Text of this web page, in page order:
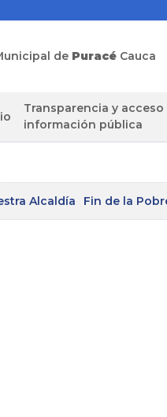
de Puracé Cauca
Transparencia y acceso
información pública
Alcaldía Fin de la